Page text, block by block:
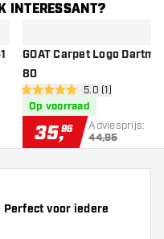
INTERESSANT?
aan verlanglijst
GOAT Carpet Logo
80
open reviews
5 score sterren5.0 (1)
Op voorraad
35,96 Adviesprijs:
44,95
Perfect voor iedere